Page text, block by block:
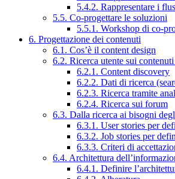
5.4.2. Rappresentare i
5.5. Co-progettare le soluzioni
5.5.1. Workshop di co-
6. Progettazione dei contenuti
6.1. Cos’è il content design
6.2. Ricerca utente sui
6.2.1. Content discovery
6.2.2. Dati di ricerca
6.2.3. Ricerca tramite
6.2.4. Ricerca sui forum
6.3. Dalla ricerca ai bisogni
6.3.1. User stories per
6.3.2. Job stories per
6.3.3. Criteri di
6.4. Architettura
6.4.1. Definire